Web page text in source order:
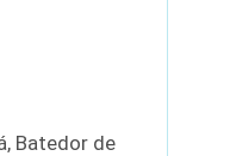
Batedor de